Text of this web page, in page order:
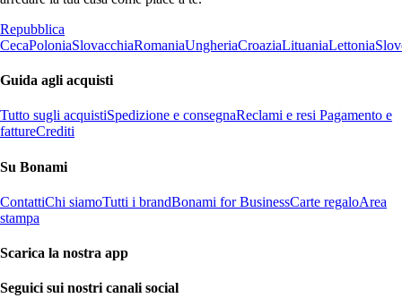
Repubblica
CecaPoloniaSlovacchiaRomaniaUngheriaCroaziaLituaniaLettonia
Guida agli acquisti
Tutto sugli acquistiSpedizione e consegnaReclami e resi Pagamento e
fattureCrediti
Su Bonami
ContattiChi siamoTutti i brandBonami for BusinessCarte regaloArea
stampa
Scarica la nostra app
Seguici sui nostri canali social